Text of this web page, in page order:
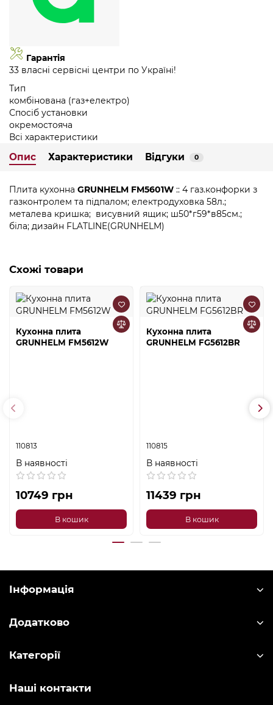
Гарантія
33 власні сервісні центри по Україні!
Тип
комбінована (газ+електро)
Спосіб установки
окремостояча
Всі характеристики
Опис Характеристики Відгуки 0
Плита кухонна GRUNHELM FM5601W :: 4 газ.конфорки з
газконтролем та підпалом; електродуховка 58л.;
металева кришка; висувний ящик; ш50*г59*в85см.;
біла; дизайн FLATLINE(GRUNHELM)
Схожі товари
Кухонна плита
GRUNHELM FM5612W
110813
В наявності
10749 грн
В кошик
Кухонна плита
GRUNHELM FG5612BR
110815
В наявності
11439 грн
В кошик
Інформація
Додатково
Категорії
Наші контакти